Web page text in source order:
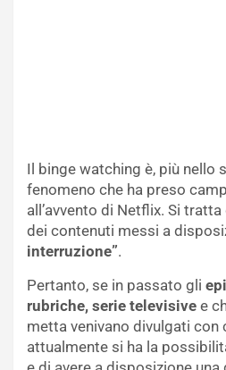
Il binge watching è, più nello
fenomeno che ha preso
all’avvento di Netflix. Si
dei contenuti messi a
interruzione”.
Pertanto, se in passato gli
rubriche, serie televisive e
metta venivano divulgati con
attualmente si ha la